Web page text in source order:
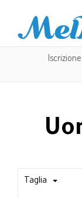
Taglia